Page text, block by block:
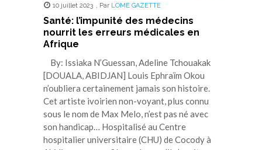
10 juillet 2023 , Par LOME GAZETTE
Santé: l’impunité des médecins
nourrit les erreurs médicales en
Afrique
By: Issiaka N’Guessan, Adeline Tchouakak
[DOUALA, ABIDJAN] Louis Ephraïm Okou
n’oubliera certainement jamais son histoire.
Cet artiste ivoirien non-voyant, plus connu
sous le nom de Max Melo, n’est pas né avec
son handicap… Hospitalisé au Centre
hospitalier universitaire (CHU) de Cocody à